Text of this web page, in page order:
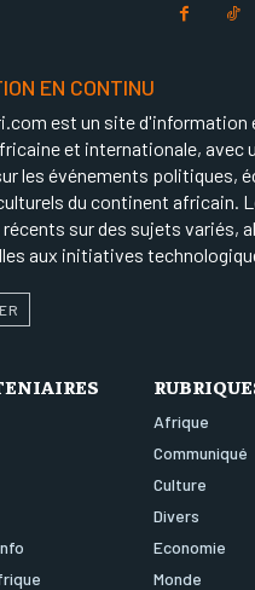
EN CONTINU
est un site d'information
et internationale, avec
les événements politiques,
du continent africain.
sur des sujets variés,
aux initiatives
Afrique
Communiqué
Culture
Divers
Economie
Monde